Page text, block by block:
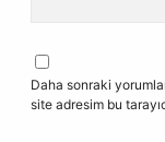
Daha sonraki
site adresim bu